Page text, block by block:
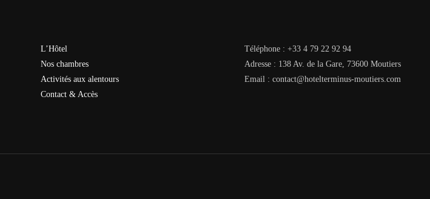
L’Hôtel
Nos chambres
Activités aux alentours
Contact & Accès
Téléphone : +33 4 79 22 92 94
Adresse : 138 Av. de la Gare, 73600 Moutiers
Email : contact@hotelterminus-moutiers.com